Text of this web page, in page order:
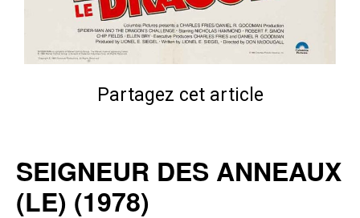
Partagez cet article
SEIGNEUR DES ANNEAUX
(LE) (1978)